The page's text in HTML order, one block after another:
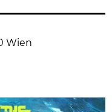
Wien